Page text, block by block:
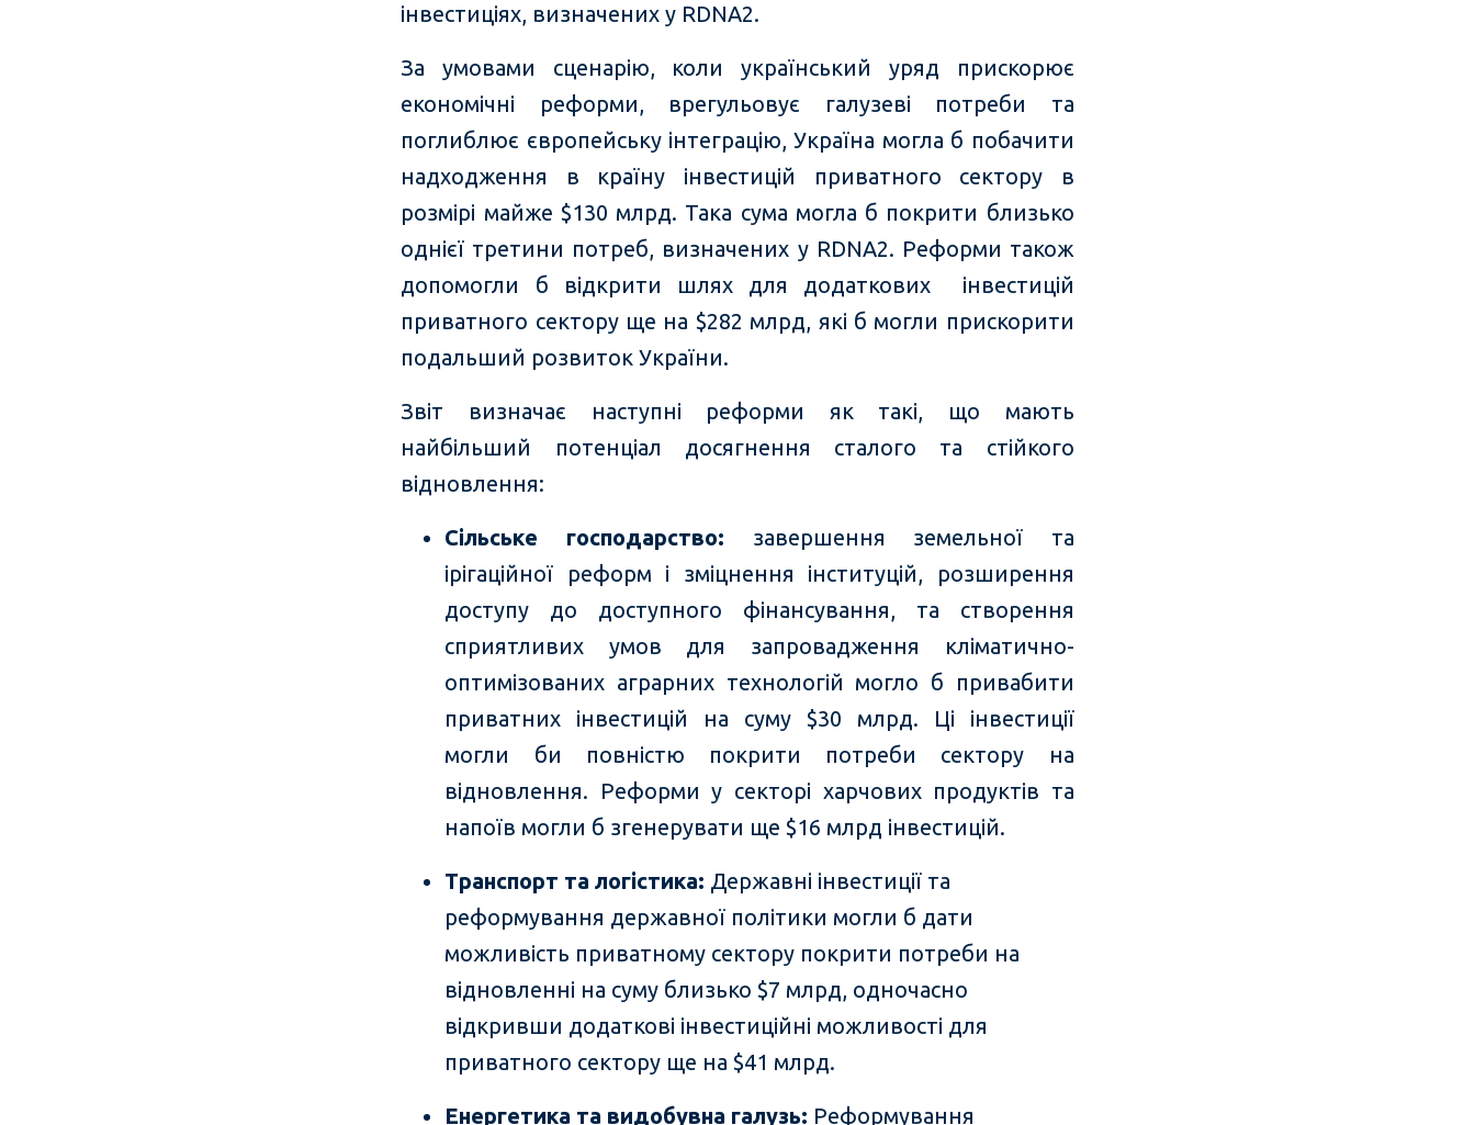
інвестиціях, визначених у RDNA2.
За умовами сценарію, коли український уряд прискорює
економічні реформи, врегульовує галузеві потреби та
поглиблює європейську інтеграцію, Україна могла б побачити
надходження в країну інвестицій приватного сектору в
розмірі майже $130 млрд. Така сума могла б покрити близько
однієї третини потреб, визначених у RDNA2. Реформи також
допомогли б відкрити шлях для додаткових інвестицій
приватного сектору ще на $282 млрд, які б могли прискорити
подальший розвиток України.
Звіт визначає наступні реформи як такі, що мають
найбільший потенціал досягнення сталого та стійкого
відновлення:
Сільське господарство: завершення земельної та
ірігаційної реформ і зміцнення інституцій, розширення
доступу до доступного фінансування, та створення
сприятливих умов для запровадження кліматично-
оптимізованих аграрних технологій могло б привабити
приватних інвестицій на суму $30 млрд. Ці інвестиції
могли би повністю покрити потреби сектору на
відновлення. Реформи у секторі харчових продуктів та
напоїв могли б згенерувати ще $16 млрд інвестицій.
Транспорт та логістика: Державні інвестиції та
реформування державної політики могли б дати
можливість приватному сектору покрити потреби на
відновленні на суму близько $7 млрд, одночасно
відкривши додаткові інвестиційні можливості для
приватного сектору ще на $41 млрд.
Енергетика та видобувна галузь: Реформування